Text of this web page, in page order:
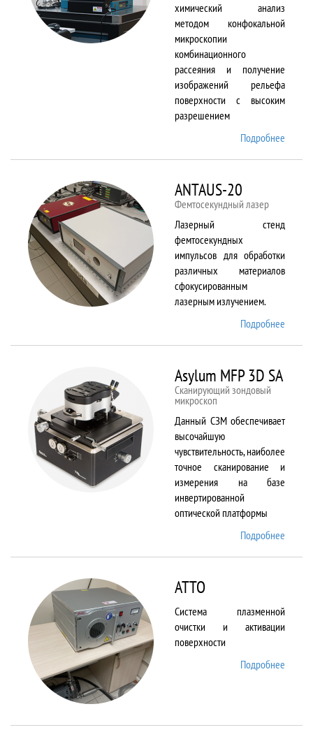
химический анализ
методом конфокальной
микроскопии
комбинационного
рассеяния и получение
изображений рельефа
поверхности с высоким
разрешением
Подробнее
ANTAUS-20
Фемтосекундный лазер
Лазерный стенд
фемтосекундных
импульсов для обработки
различных материалов
сфокусированным
лазерным излучением.
Подробнее
Asylum MFP 3D SA
Сканирующий зондовый
микроскоп
Данный СЗМ обеспечивает
высочайшую
чувствительность, наиболее
точное сканирование и
измерения на базе
инвертированной
оптической платформы
Подробнее
ATTO
Система плазменной
очистки и активации
поверхности
Подробнее